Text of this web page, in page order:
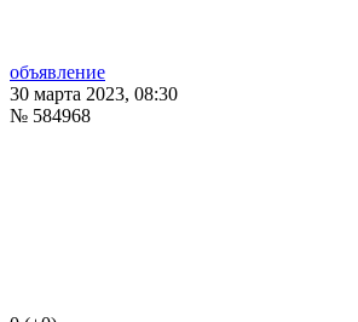
объявление
30 марта 2023, 08:30
№ 584968